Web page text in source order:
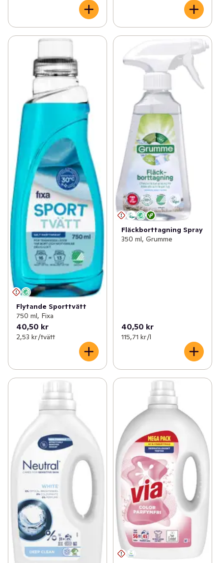
Flytande Sporttvätt
750 ml, Fixa
40,50 kr
2,53 kr /tvätt
Fläckborttagning Spray
350 ml, Grumme
40,50 kr
115,71 kr /l